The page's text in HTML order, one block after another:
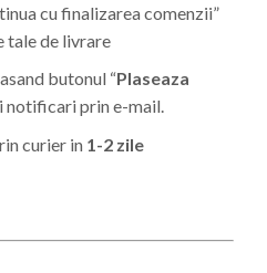
cu finalizarea comenzii”
tale de livrare
butonul “Plaseaza
notificari prin e-mail.
curier in 1-2 zile